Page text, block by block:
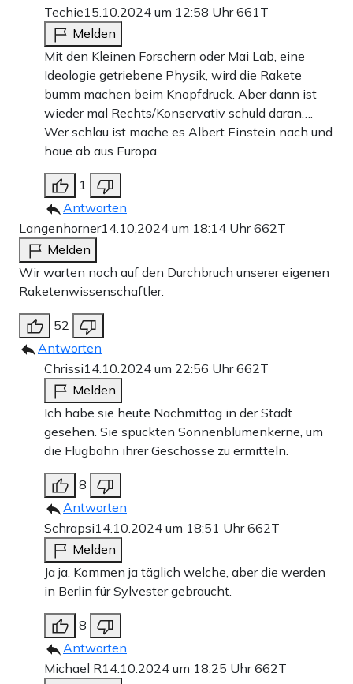
Techie15.10.2024 um 12:58 Uhr661T
Melden
Mit den Kleinen Forschern oder Mai Lab, eine
Ideologie getriebene Physik, wird die Rakete
bumm machen beim Knopfdruck. Aber dann ist
wieder mal Rechts/Konservativ schuld daran….
Wer schlau ist mache es Albert Einstein nach und
haue ab aus Europa.
1
Antworten
Langenhorner14.10.2024 um 18:14 Uhr662T
Melden
Wir warten noch auf den Durchbruch unserer eigenen
Raketenwissenschaftler.
52
Antworten
Chrissi14.10.2024 um 22:56 Uhr662T
Melden
Ich habe sie heute Nachmittag in der Stadt
gesehen. Sie spuckten Sonnenblumenkerne, um
die Flugbahn ihrer Geschosse zu ermitteln.
8
Antworten
Schrapsi14.10.2024 um 18:51 Uhr662T
Melden
Ja ja. Kommen ja täglich welche, aber die werden
in Berlin für Sylvester gebraucht.
8
Antworten
Michael R14.10.2024 um 18:25 Uhr662T